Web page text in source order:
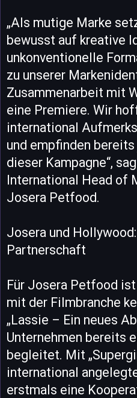
„Als mutige Marke
bewusst auf kreative
unkonventionelle
zu unserer
Zusammenarbeit mit
eine Premiere. Wir
international
und empfinden
dieser Kampagne“,
International Head of
Josera Petfood.
Josera und
Partnerschaft
Für Josera Petfood
mit der Filmbranche
„Lassie – Ein neues
Unternehmen bereits
begleitet. Mit
international
erstmals eine